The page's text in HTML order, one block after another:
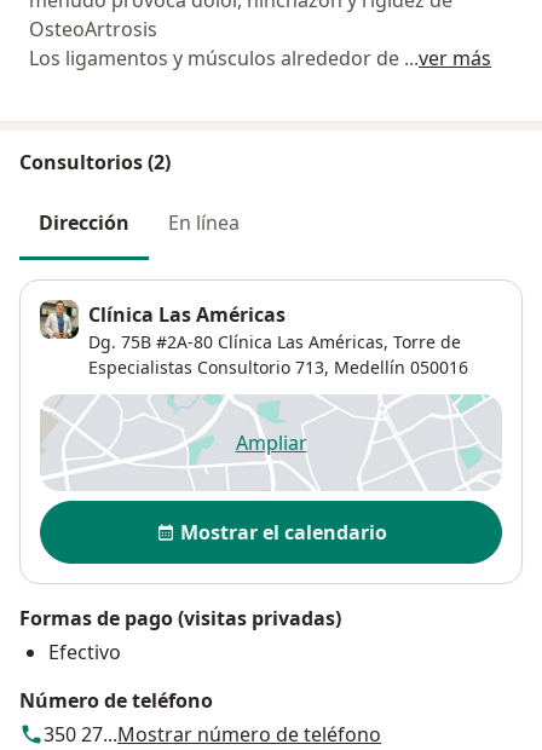
OsteoArtrosis
Los ligamentos y músculos alrededor de ...ver más
Consultorios (2)
Dirección En línea
Clínica Las Américas
Dg. 75B #2A-80 Clínica Las Américas, Torre de
Especialistas Consultorio 713, Medellín 050016
Ampliarse abre en una nueva
Disponibilidad
Mostrar el calendario
Formas de pago (visitas privadas)
Efectivo
Número de teléfono
350 27...Mostrar número de teléfono